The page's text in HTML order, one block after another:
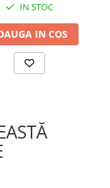
IN STOC
IN COS